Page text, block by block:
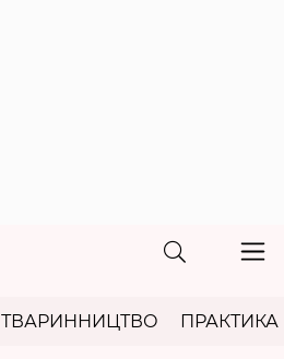
ТВАРИННИЦТВО ПРАКТИКА